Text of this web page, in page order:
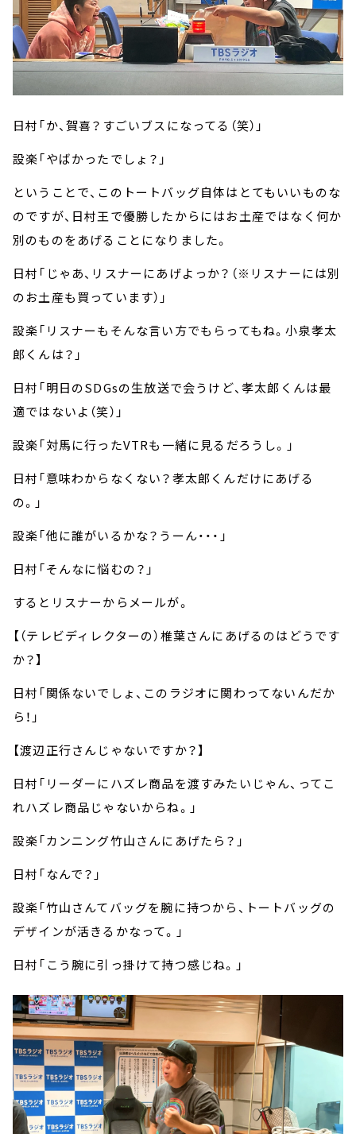
日村「か、賀喜？すごいブスになってる（笑）」
設楽「やばかったでしょ？」
ということで、このトートバッグ自体はとてもいいものな
のですが、日村王で優勝したからにはお土産ではなく何か
別のものをあげることになりました。
日村「じゃあ、リスナーにあげよっか？（※リスナーには別
のお土産も買っています）」
設楽「リスナーもそんな言い方でもらってもね。小泉孝太
郎くんは？」
日村「明日のSDGsの生放送で会うけど、孝太郎くんは最
適ではないよ（笑）」
設楽「対馬に行ったVTRも一緒に見るだろうし。」
日村「意味わからなくない？孝太郎くんだけにあげる
の。」
設楽「他に誰がいるかな？うーん・・・」
日村「そんなに悩むの？」
するとリスナーからメールが。
【（テレビディレクターの）椎葉さんにあげるのはどうです
か？】
日村「関係ないでしょ、このラジオに関わってないんだか
ら！」
【渡辺正行さんじゃないですか？】
日村「リーダーにハズレ商品を渡すみたいじゃん、ってこ
れハズレ商品じゃないからね。」
設楽「カンニング竹山さんにあげたら？」
日村「なんで？」
設楽「竹山さんてバッグを腕に持つから、トートバッグの
デザインが活きるかなって。」
日村「こう腕に引っ掛けて持つ感じね。」